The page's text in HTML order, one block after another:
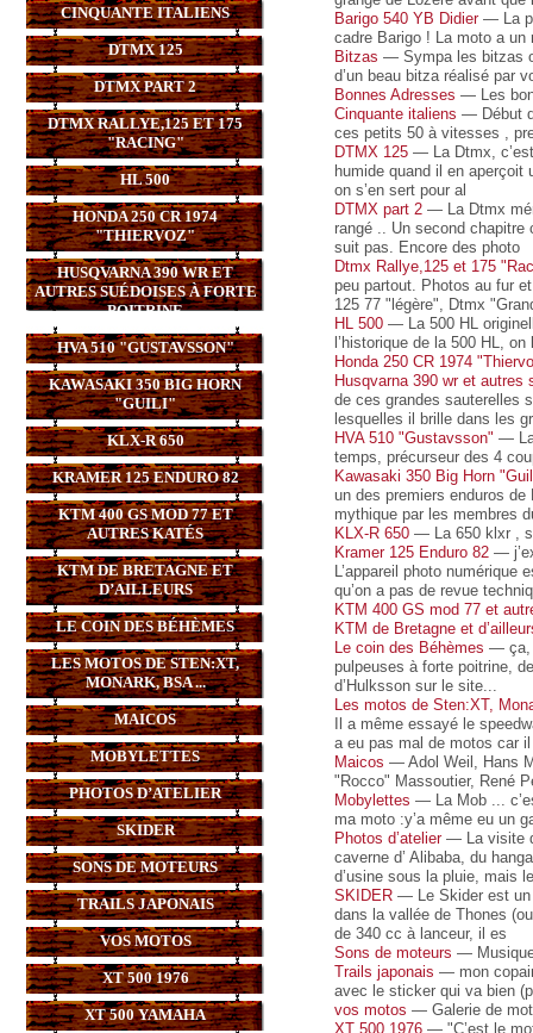
CINQUANTE ITALIENS
DTMX 125
DTMX PART 2
DTMX RALLYE,125 ET 175
"RACING"
HL 500
HONDA 250 CR 1974
"THIERVOZ"
HUSQVARNA 390 WR ET
AUTRES SUÉDOISES À FORTE
POITRINE
HVA 510 "GUSTAVSSON"
KAWASAKI 350 BIG HORN
"GUILI"
KLX-R 650
KRAMER 125 ENDURO 82
KTM 400 GS MOD 77 ET
AUTRES KATÉS
KTM DE BRETAGNE ET
D’AILLEURS
LE COIN DES BÉHÈMES
LES MOTOS DE STEN:XT,
MONARK, BSA ...
MAICOS
MOBYLETTES
PHOTOS D’ATELIER
SKIDER
SONS DE MOTEURS
TRAILS JAPONAIS
VOS MOTOS
XT 500 1976
XT 500 YAMAHA
Barigo 540 YB Didier— La
cadre Barigo ! La moto a
Bitzas — Sympa les bitzas
d’un beau bitza réalisé par
Bonnes Adresses — Les
Cinquante italiens — Début
ces petits 50 à vitesses ,
DTMX 125 — La Dtmx,
humide quand il en
on s’en sert pour al
DTMX part 2 — La Dtmx
rangé .. Un second
suit pas. Encore des photo
Dtmx Rallye,125 et 175
peu partout. Photos au fur
125 77 "légère", Dtmx
HL 500 — La 500 HL
l’historique de la 500 HL,
Honda 250 CR 1974
Husqvarna 390 wr et autres
de ces grandes sauterelles
lesquelles il brille dans les
HVA 510 "Gustavsson" — La
temps, précurseur des 4
Kawasaki 350 Big Horn
un des premiers enduros
mythique par les membres
KLX-R 650 — La 650 klxr ,
Kramer 125 Enduro 82 —
L’appareil photo
qu’on a pas de revue
KTM 400 GS mod 77 et
KTM de Bretagne et
Le coin des Béhèmes — ça,
pulpeuses à forte poitrine,
d’Hulksson sur le site...
Les motos de Sten:XT,
Il a même essayé le
a eu pas mal de motos car
Maicos — Adol Weil, Hans
"Rocco" Massoutier, René
Mobylettes — La Mob ...
ma moto :y’a même eu un
Photos d’atelier— La visite
caverne d’ Alibaba, du
d’usine sous la pluie, mais
SKIDER — Le Skider est un
dans la vallée de Thones
de 340 cc à lanceur, il es
Sons de moteurs —
Trails japonais — mon
avec le sticker qui va bien
vos motos — Galerie de
XT 500 1976 — "C’est le